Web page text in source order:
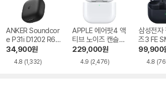
ANKER Soundcor
e P31i D1202 R60
i NC
34,900원
4.8 (1,332)
APPLE 에어팟4 액
티브 노이즈 캔슬링
MXP93KH/A
229,000원
4.9 (2,476)
삼성전자
즈3 FE
99,900
4.8